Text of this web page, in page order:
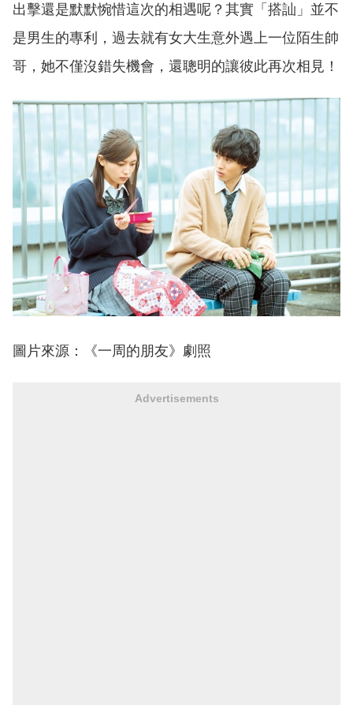
t
e
出擊還是默默惋惜這次的相遇呢？其實「搭訕」並不
是男生的專利，過去就有女大生意外遇上一位陌生帥
哥，她不僅沒錯失機會，還聰明的讓彼此再次相見！
圖片來源：《一周的朋友》劇照
Advertisements